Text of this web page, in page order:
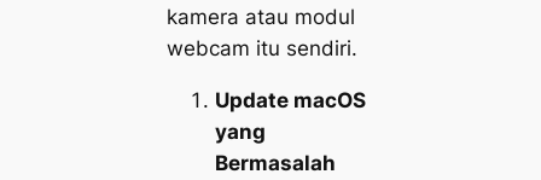
kamera atau modul
webcam itu sendiri.
Update macOS
yang
Bermasalah